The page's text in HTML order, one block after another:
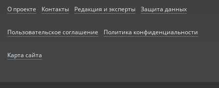
О проекте Контакты Редакция и эксперты Защита данных
Пользовательское соглашение Политика конфиденциальности
Карта сайта